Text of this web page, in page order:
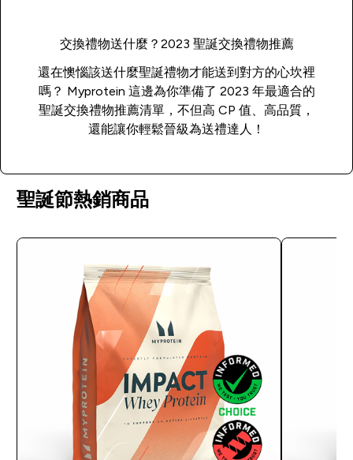
交換禮物送什麼？2023 聖誕交換禮物推薦
還在懊惱該送什麼聖誕禮物才能送到對方的心坎裡
嗎？ Myprotein 這邊為你準備了 2023 年最適合的
聖誕交換禮物推薦清單，不但高 CP 值、高品質，
還能讓你輕鬆晉級為送禮達人！
聖誕節熱銷商品